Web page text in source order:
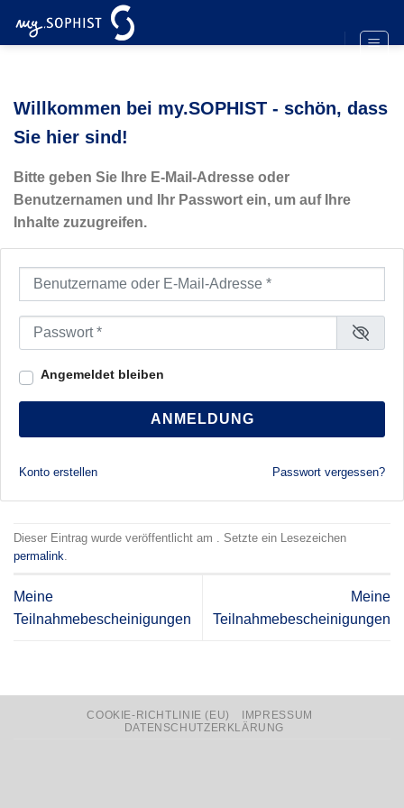
Inhalt
Willkommen bei my.SOPHIST - schön, dass
Sie hier sind!
Bitte geben Sie Ihre E-Mail-Adresse oder
Benutzernamen und Ihr Passwort ein, um auf Ihre
Inhalte zuzugreifen.
Benutzername oder E-Mail-Adresse
Passwort
Angemeldet bleiben
ANMELDUNG
Konto erstellen Passwort vergessen?
Dieser Eintrag wurde veröffentlicht am . Setzte ein Lesezeichen
permalink.
Meine
Teilnahmebescheinigungen
Meine
Teilnahmebescheinigungen
COOKIE-RICHTLINIE (EU)
IMPRESSUM
DATENSCHUTZERKLÄRUNG